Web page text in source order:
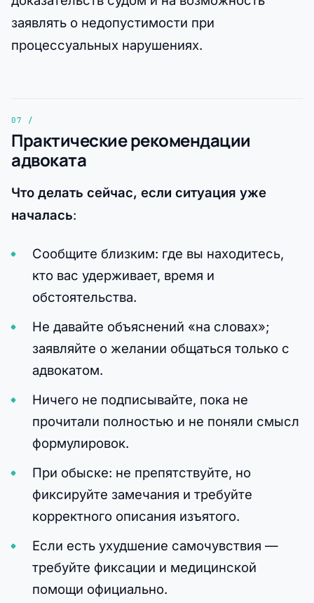
заявлять о недопустимости при
процессуальных нарушениях.
Практические рекомендации
адвоката
Что делать сейчас, если ситуация уже
началась:
Сообщите близким: где вы находитесь,
кто вас удерживает, время и
обстоятельства.
Не давайте объяснений «на словах»;
заявляйте о желании общаться только с
адвокатом.
Ничего не подписывайте, пока не
прочитали полностью и не поняли смысл
формулировок.
При обыске: не препятствуйте, но
фиксируйте замечания и требуйте
корректного описания изъятого.
Если есть ухудшение самочувствия —
требуйте фиксации и медицинской
помощи официально.